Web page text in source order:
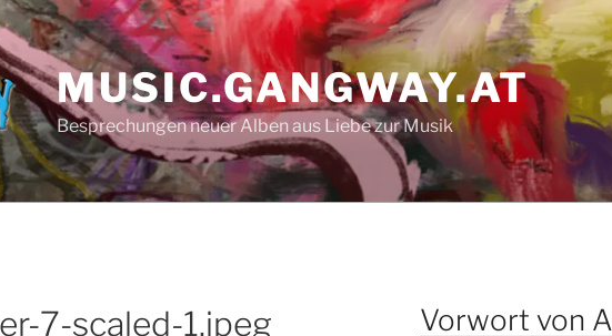
MUSIC.GANGWAY.AT
Besprechungen neuer Alben aus Liebe zur Musik
7-scaled-1.jpeg
Vorwort von